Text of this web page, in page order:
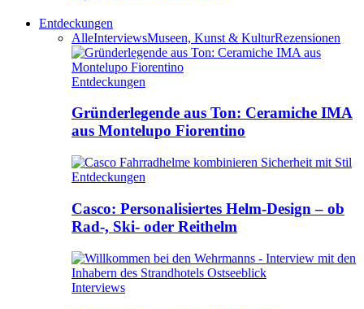
Entdeckungen
AlleInterviewsMuseen, Kunst & KulturRezensionen
Entdeckungen
Gründerlegende aus Ton: Ceramiche IMA
aus Montelupo Fiorentino
Entdeckungen
Casco: Personalisiertes Helm-Design – ob
Rad-, Ski- oder Reithelm
Interviews